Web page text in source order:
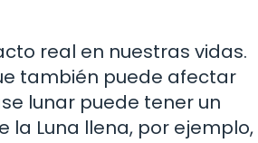
real en nuestras vidas.
también puede afectar
lunar puede tener un
la Luna llena, por ejemplo,